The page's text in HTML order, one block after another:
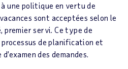
une politique en vertu de
sont acceptées selon le
premier servi. Ce type de
de planification et
des demandes.